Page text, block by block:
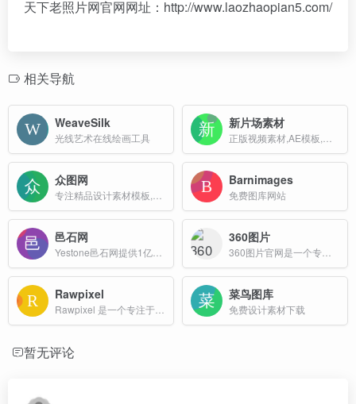
天下老照片网官网网址：http://www.laozhaopian5.com/
相关导航
WeaveSilk
光线艺术在线绘画工具
新片场素材
众图网 Barnimages
免费图库网站
邑石网 360图片
Rawpixel 菜鸟图库
免费设计素材下载
暂无评论